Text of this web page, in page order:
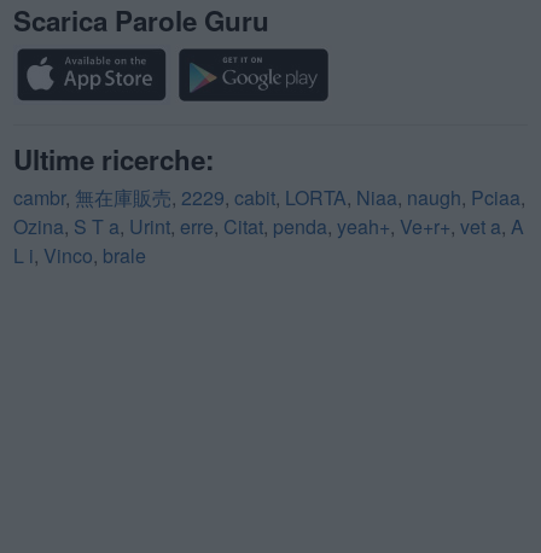
Scarica Parole Guru
Ultime ricerche:
cambr, 無在庫販売, 2229, cabit, LORTA, Niaa, naugh, Pciaa,
Ozina, S T a, Urint, erre, Citat, penda, yeah+, Ve+r+, vet a, A
L i, Vinco, brale